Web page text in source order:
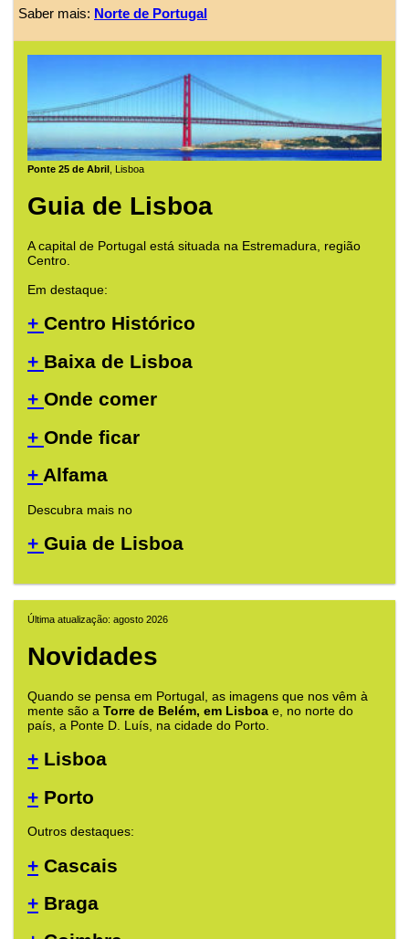
Saber mais: Norte de Portugal
Ponte 25 de Abril , Lisboa
Guia de Lisboa
A capital de Portugal está situada na Estremadura, região
Centro.
Em destaque:
+ Centro Histórico
+ Baixa de Lisboa
+ Onde comer
+ Onde ficar
+ Alfama
Descubra mais no
+ Guia de Lisboa
Última atualização: agosto 2026
Novidades
Quando se pensa em Portugal, as imagens que nos vêm à
mente são a Torre de Belém, em Lisboa e, no norte do
país, a Ponte D. Luís, na cidade do Porto.
+ Lisboa
+ Porto
Outros destaques:
+ Cascais
+ Braga